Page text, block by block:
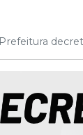
Prefeitura